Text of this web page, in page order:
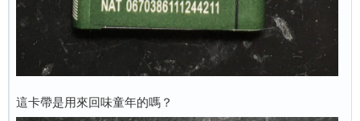
這卡帶是用來回味童年的嗎？